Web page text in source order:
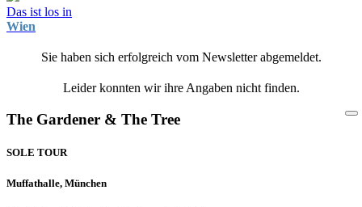
Das ist los in
Wien
Sie haben sich erfolgreich vom Newsletter abgemeldet.
Leider konnten wir ihre Angaben nicht finden.
The Gardener & The Tree
SOLE TOUR
Muffathalle, München